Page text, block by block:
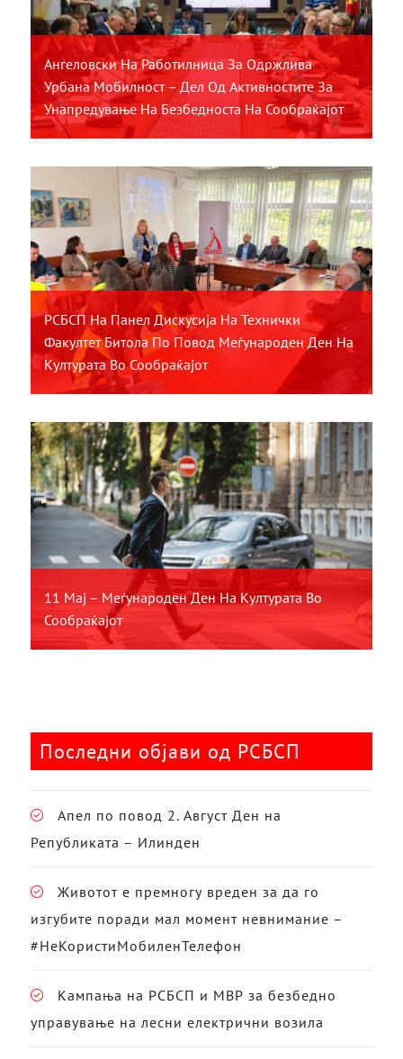
Ангеловски На Работилница За Одржлива
Урбана Мобилност – Дел Од Активностите За
Унапредување На Безбедноста На Сообраќајот
РСБСП На Панел Дискусија На Технички
Факултет Битола По Повод Меѓународен Ден На
Културата Во Сообраќајот
11 Мај – Меѓународен Ден На Културата Во
Сообраќајот
Последни објави од РСБСП
Апел по повод 2. Август Ден на
Републиката – Илинден
Животот е премногу вреден за да го
изгубите поради мал момент невнимание –
#НеКористиМобиленТелефон
Кампања на РСБСП и МВР за безбедно
управување на лесни електрични возила